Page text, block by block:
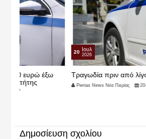
Τραγωδία πριν από λίγο στην Κατερίνη
Pierias News Νέα Πιερίας 20-7-2026
Δημοσίευση σχολίου